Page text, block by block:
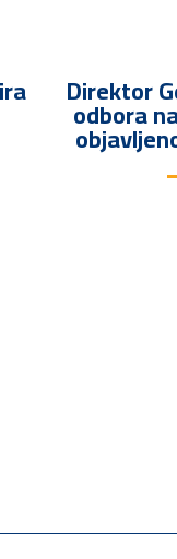
Direktor
odbora